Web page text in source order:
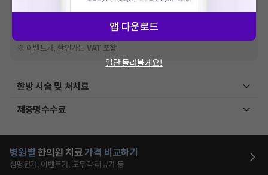
한 가격은 해당 의료기관에 직접 문의해주세요.
※급여 항목의 경우,건강보험심사평가원에 고지되어 있는 급여 진료 기준 가
격입니다. (진료와 연관된 복합적인 비용이 추가되어, 병원마다 금액이 다르게
※ 이벤트가, 할인가는VAT 포함
한방 시술 및 처치료
제증명수수료
병원별 한의원 치료가격 비교하기
심평원가, 이벤트가, 모두닥 리뷰가 등
앱 다운로드
일단 둘러볼게요!